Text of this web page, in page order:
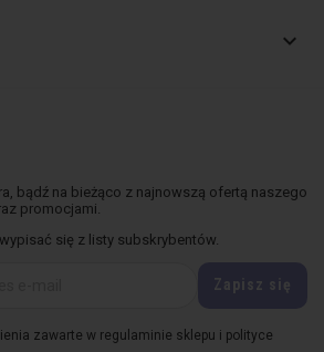

bądź na bieżąco z najnowszą ofertą naszego
promocjami.
się z listy subskrybentów.
zawarte w regulaminie sklepu i polityce